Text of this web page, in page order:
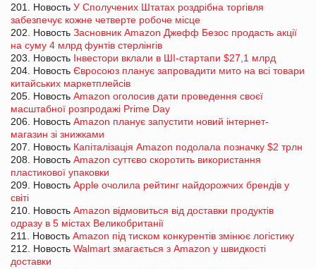
201. Новость У Сполучених Штатах роздрібна торгівля
забезпечує кожне четверте робоче місце
202. Новость Засновник Amazon Джефф Безос продасть акції
на суму 4 млрд фунтів стерлінгів
203. Новость Інвестори вклали в ШІ-стартапи $27,1 млрд
204. Новость Євросоюз планує запровадити мито на всі товари
китайських маркетплейсів
205. Новость Amazon оголосив дати проведення своєї
масштабної розпродажі Prime Day
206. Новость Amazon планує запустити новий інтернет-
магазин зі знижками
207. Новость Капіталізація Amazon подолала позначку $2 трлн
208. Новость Amazon суттєво скоротить використання
пластикової упаковки
209. Новость Apple очолила рейтинг найдорожчих брендів у
світі
210. Новость Amazon відмовиться від доставки продуктів
одразу в 5 містах Великобританії
211. Новость Amazon під тиском конкурентів змінює логістику
212. Новость Walmart змагається з Amazon у швидкості
доставки